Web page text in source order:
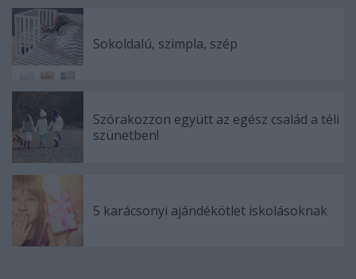
Sokoldalú, szimpla, szép
Szórakozzon együtt az egész család a téli
szünetben!
5 karácsonyi ajándékötlet iskolásoknak